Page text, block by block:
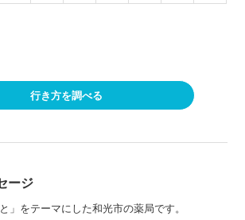
行き方を調べる
ージ
」をテーマにした和光市の薬局です。